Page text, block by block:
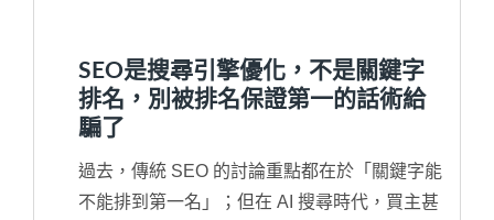
SEO是搜尋引擎優化，不是關鍵字
排名，別被排名保證第一的話術給
騙了
過去，傳統 SEO 的討論重點都在於「關鍵字能
不能排到第一名」；但在 AI 搜尋時代，買主甚